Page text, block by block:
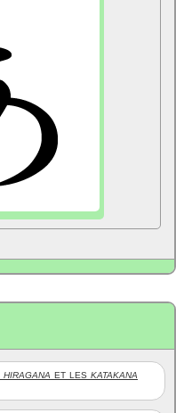
hiragana et les katakana